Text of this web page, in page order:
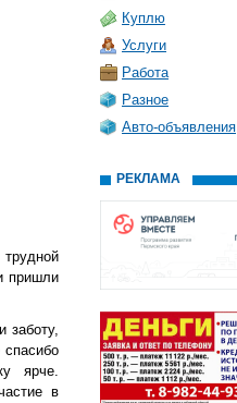
пришли
заботу,
ярче.
в
Куплю
Услуги
Работа
Разное
Авто-объявления
РЕКЛАМА